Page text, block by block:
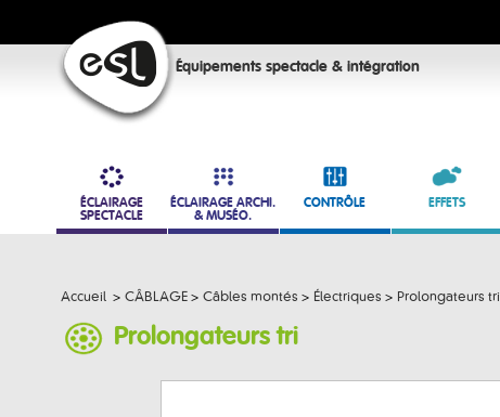
Équipements spectacle & intégration
ÉCLAIRAGE
SPECTACLE
ÉCLAIRAGE ARCHI.
& MUSÉO.
CONTRÔLE EFFETS
Accueil > CÂBLAGE > Câbles montés > Électriques > Prolongateurs tri
Prolongateurs tri